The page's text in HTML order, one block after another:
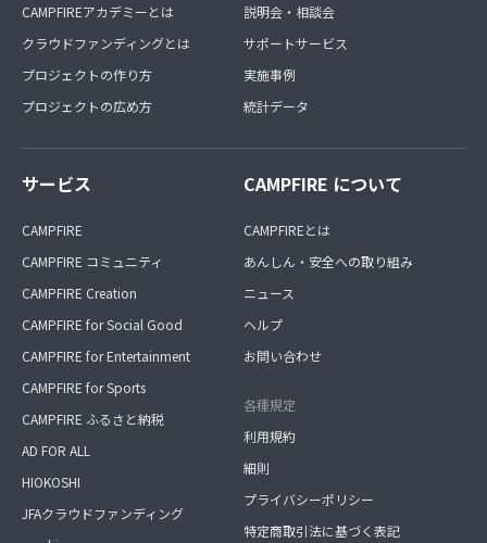
CAMPFIREアカデミーとは
クラウドファンディングとは
プロジェクトの作り方
プロジェクトの広め方
説明会・相談会
サポートサービス
実施事例
統計データ
サービス
CAMPFIRE
CAMPFIRE コミュニティ
CAMPFIRE Creation
CAMPFIRE for Social Good
CAMPFIRE for Entertainment
CAMPFIRE for Sports
CAMPFIRE ふるさと納税
AD FOR ALL
HIOKOSHI
JFAクラウドファンディング
CAMPFIRE について
CAMPFIREとは
あんしん・安全への取り組み
ニュース
ヘルプ
お問い合わせ
各種規定
利用規約
細則
プライバシーポリシー
特定商取引法に基づく表記